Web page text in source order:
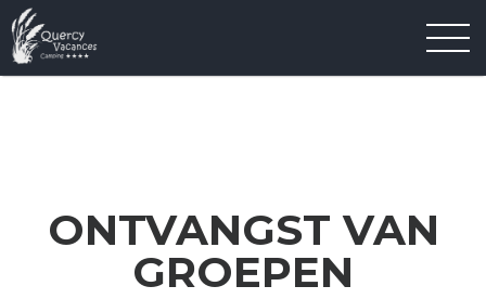
VOOR DE ONTVANGST VAN
GROEPEN STELLEN WIJ U VOOR...
ONTVANGST VAN
GROEPEN